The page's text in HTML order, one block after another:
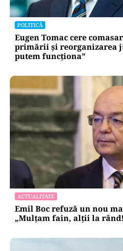
LIFESTYLE
Alina Pușcău, ajunge pe
„UCLA încearcă să-mi
POLITICĂ
Eugen Tomac cere
primării și reorganizarea
putem funcționa”